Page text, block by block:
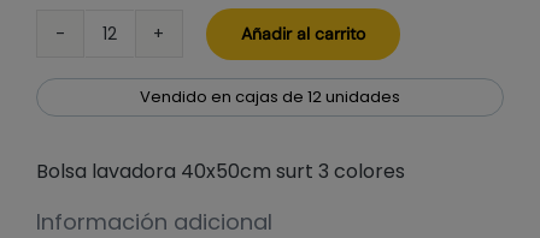
Bolsa
40x50cm
surt
colores
Añadir al carrito
Vendido en cajas de 12 unidades
Bolsa lavadora 40x50cm surt 3 colores
Información adicional